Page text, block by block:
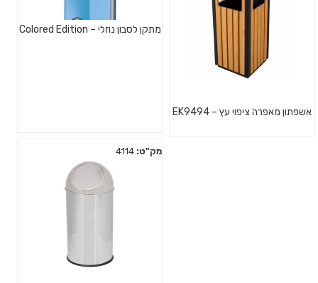
אשפתון מאפרה ציפוי עץ – EK9494
מתקן לסבון נוזלי – Colored Edition
מק"ט: 4114